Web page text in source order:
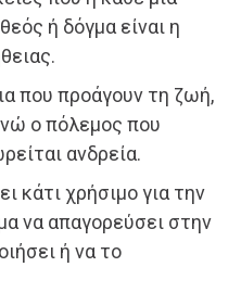
ή δόγμα είναι η
που προάγουν τη ζωή,
ο πόλεμος που
ανδρεία.
κάτι χρήσιμο για την
να απαγορεύσει στην
ή να το